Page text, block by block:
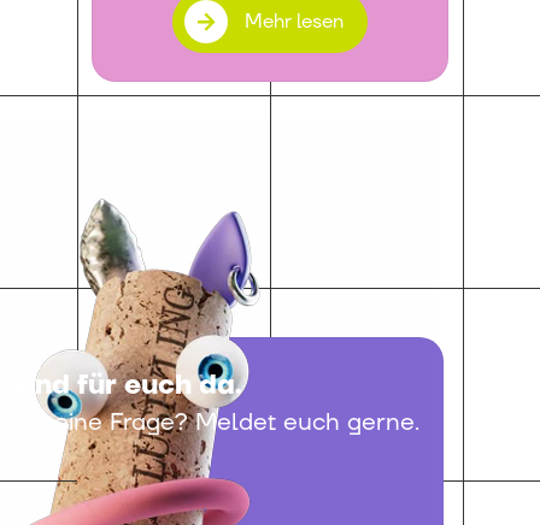
Mehr lesen
sind für euch da.
eine Frage? Meldet euch gerne.